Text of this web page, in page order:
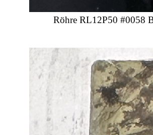
Röhre RL12P50 #0058